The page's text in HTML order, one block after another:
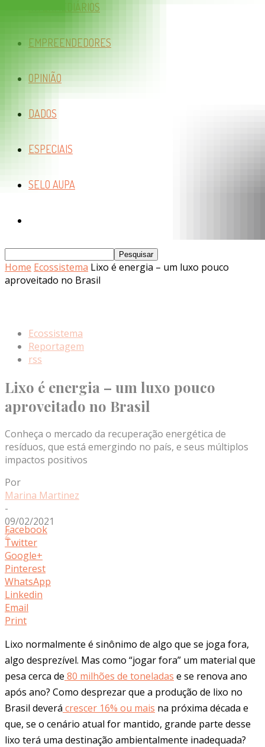
INTERMEDIÁRIOS
EMPREENDEDORES
OPINIÃO
DADOS
ESPECIAIS
SELO AUPA
Home Ecossistema Lixo é energia – um luxo pouco
aproveitado no Brasil
Ecossistema
Reportagem
rss
Lixo é energia – um luxo pouco
aproveitado no Brasil
Conheça o mercado da recuperação energética de
resíduos, que está emergindo no país, e seus múltiplos
impactos positivos
Por
Marina Martinez
-
09/02/2021
2
Facebook
Twitter
Google+
Pinterest
WhatsApp
Linkedin
Email
Print
Lixo normalmente é sinônimo de algo que se joga fora,
algo desprezível. Mas como “jogar fora” um material que
pesa cerca de 80 milhões de toneladas e se renova ano
após ano? Como desprezar que a produção de lixo no
Brasil deverá crescer 16% ou mais na próxima década e
que, se o cenário atual for mantido, grande parte desse
lixo terá uma destinação ambientalmente inadequada?